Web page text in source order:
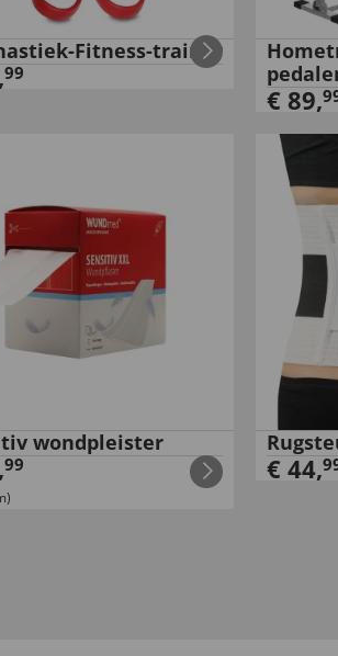
Fitness-trainer
,99
€ 89,
wondpleister
,99 € 44,